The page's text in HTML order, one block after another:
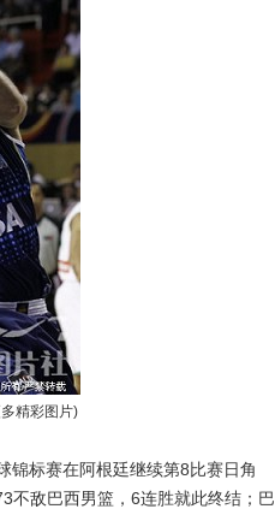
精彩图片)
标赛在阿根廷继续第8比赛日角
不敌巴西男篮，6连胜就此终结；巴